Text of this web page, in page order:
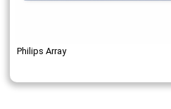
Philips Array